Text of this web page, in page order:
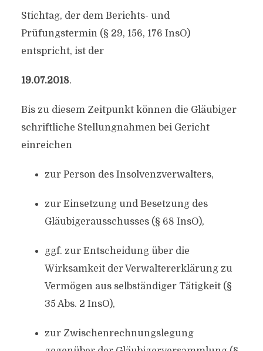
Stichtag, der dem Berichts- und
Prüfungstermin (§ 29, 156, 176 InsO)
entspricht, ist der
19.07.2018.
Bis zu diesem Zeitpunkt können die Gläubiger
schriftliche Stellungnahmen bei Gericht
einreichen
zur Person des Insolvenzverwalters,
zur Einsetzung und Besetzung des
Gläubigerausschusses (§ 68 InsO),
ggf. zur Entscheidung über die
Wirksamkeit der Verwaltererklärung zu
Vermögen aus selbständiger Tätigkeit (§
35 Abs. 2 InsO),
zur Zwischenrechnungslegung